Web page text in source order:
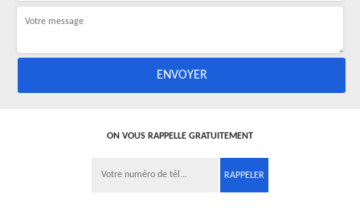
ON VOUS RAPPELLE GRATUITEMENT